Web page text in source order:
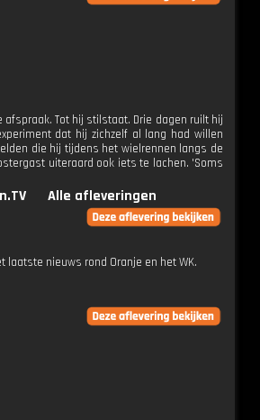
Tot hij stilstaat. Drie dagen ruilt hij
dat hij zichzelf al lang had willen
die hij tijdens het wielrennen langs de
uiteraard ook iets te lachen. 'Soms
Alle afleveringen
nieuws rond Oranje en het WK.